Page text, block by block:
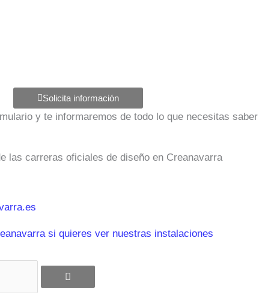
Solicita información
y te informaremos de todo lo que necesitas saber
las carreras oficiales de diseño en Creanavarra
si quieres ver nuestras instalaciones